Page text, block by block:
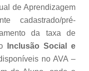
de Aprendizagem
cadastrado/pré-
da taxa de
Inclusão Social e
no AVA –